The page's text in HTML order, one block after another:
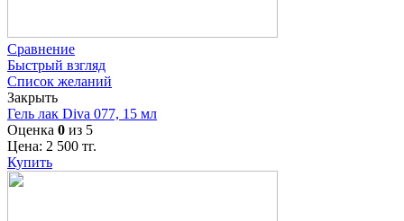
Сравнение
Быстрый взгляд
Список желаний
Закрыть
Гель лак Diva 077, 15 мл
Оценка 0 из 5
Цена: 2 500 тг.
Купить